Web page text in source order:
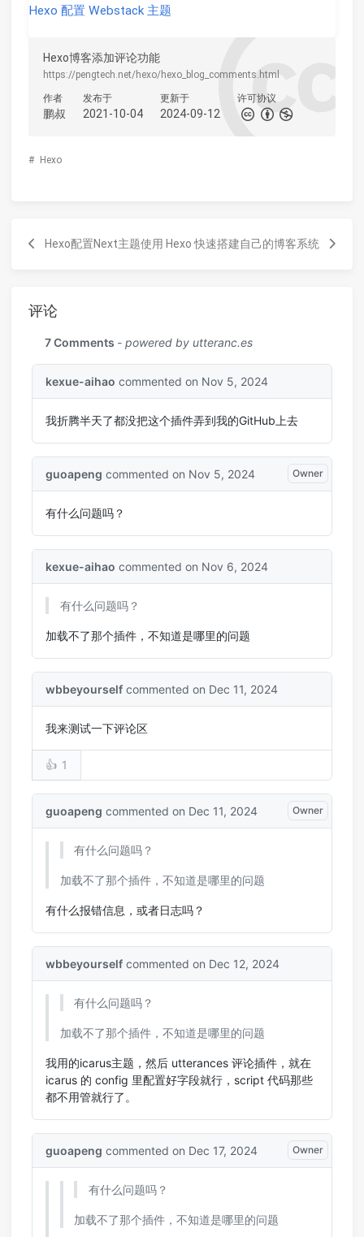
Hexo 配置 Webstack 主题
Hexo博客添加评论功能
https://pengtech.net/hexo/hexo_blog_comments.html
作者
鹏叔
发布于
2021-10-04
更新于
2024-09-12
许可协议
# Hexo
Hexo配置Next主题使用 Hexo 快速搭建自己的博客系统
评论